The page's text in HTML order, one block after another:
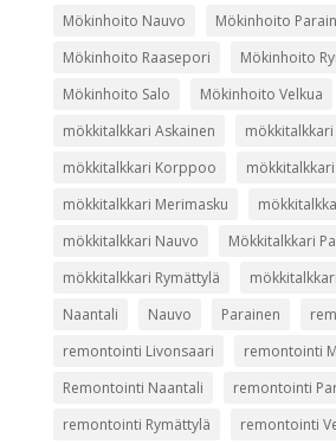
Mökinhoito Nauvo
Mökinhoito
Mökinhoito Raasepori
Mökinhoito
Mökinhoito Salo
Mökinhoito Velkua
mökkitalkkari Askainen
mökkitalkkari
mökkitalkkari Korppoo
mökkitalkkari Merimasku
mökkitalkkari Nauvo
Mökkitalkkari
mökkitalkkari Rymättylä
Naantali
Nauvo Parainen
remontointi Livonsaari
remontointi
Remontointi Naantali
remontointi
remontointi Rymättylä
remontointi